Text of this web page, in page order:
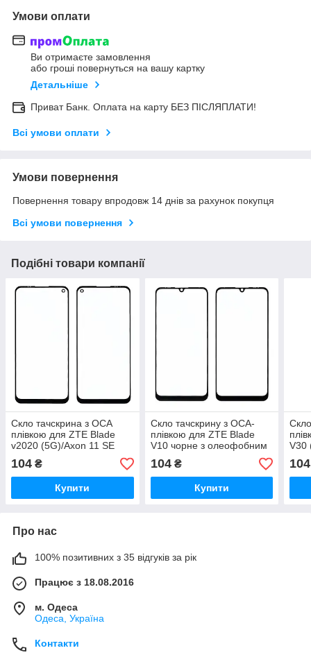
Умови оплати
Ви отримаєте замовлення
або гроші повернуться на вашу картку
Детальніше
Приват Банк. Оплата на карту БЕЗ ПІСЛЯПЛАТИ!
Всі умови оплати
Умови повернення
Повернення товару впродовж 14 днів за рахунок покупця
Всі умови повернення
Подібні товари компанії
Скло тачскрина з OCA
плівкою для ZTE Blade
v2020 (5G)/Axon 11 SE
чорне з олеофобним
покриттям, загартоване
104 ₴
Купити
Скло тачскрину з OCA-
плівкою для ZTE Blade
V10 чорне з олеофобним
покриттям, загартоване
104₴
Купити
V30
104
Про нас
100% позитивних з 35 відгуків за рік
Працює з 18.08.2016
м. Одеса
Одеса, Україна
Контакти